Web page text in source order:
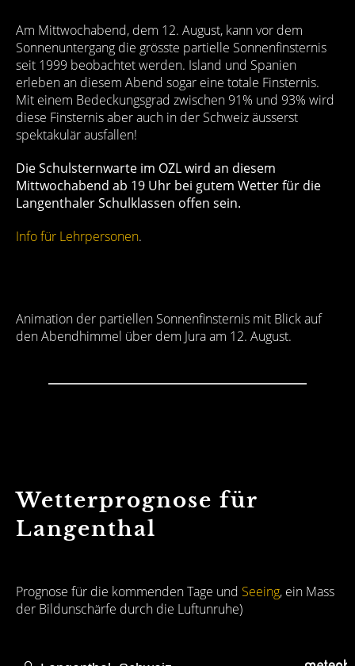
Am Mittwochabend, dem 12. August, kann vor dem
Sonnenuntergang die grösste partielle Sonnenfinsternis
seit 1999 beobachtet werden. Island und Spanien
erleben an diesem Abend sogar eine totale Finsternis.
Mit einem Bedeckungsgrad zwischen 91% und 93% wird
diese Finsternis aber auch in der Schweiz äusserst
spektakulär ausfallen!
Die Schulsternwarte im OZL wird an diesem
Mittwochabend ab 19 Uhr bei gutem Wetter für die
Langenthaler Schulklassen offen sein.
Info für Lehrpersonen.
Animation der partiellen Sonnenfinsternis mit Blick auf
den Abendhimmel über dem Jura am 12. August.
Wetterprognose für
Langenthal
Prognose für die kommenden Tage und Seeing, ein Mass
der Bildunschärfe durch die Luftunruhe)